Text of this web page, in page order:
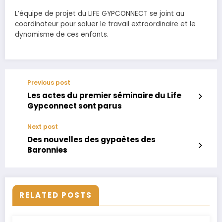
L’équipe de projet du LIFE GYPCONNECT se joint au
coordinateur pour saluer le travail extraordinaire et le
dynamisme de ces enfants.
Previous post
Les actes du premier séminaire du Life
Gypconnect sont parus
Next post
Des nouvelles des gypaètes des
Baronnies
RELATED POSTS